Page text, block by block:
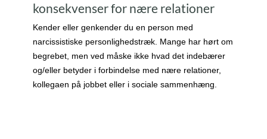
konsekvenser for nære relationer
Kender eller genkender du en person med
narcissistiske personlighedstræk. Mange har hørt om
begrebet, men ved måske ikke hvad det indebærer
og/eller betyder i forbindelse med nære relationer,
kollegaen på jobbet eller i sociale sammenhæng.